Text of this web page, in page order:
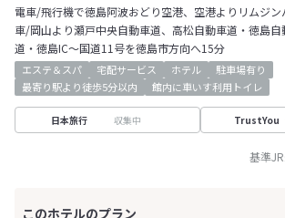
電車/飛行機で徳島阿波おどり空港、空港よりリムジ
車/岡山より瀬戸中央自動車道、高松自動車道・徳島
道・徳島IC～国道11号を徳島市方向へ15分
エステ＆スパ 宅配サービス ホテル
駐車場有り
最寄り駅より徒歩5分以内
館内に車いす利用トイレ
日本旅行 収集中 TrustYou
基準